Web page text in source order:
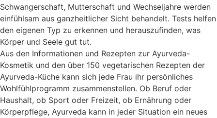
Schwangerschaft, Mutterschaft und Wechseljahre werden
einfühlsam aus ganzheitlicher Sicht behandelt. Tests helfen
den eigenen Typ zu erkennen und herauszufinden, was
Körper und Seele gut tut.
Aus den Informationen und Rezepten zur Ayurveda-
Kosmetik und den über 150 vegetarischen Rezepten der
Ayurveda-Küche kann sich jede Frau ihr persönliches
Wohlfühlprogramm zusammenstellen. Ob Beruf oder
Haushalt, ob Sport oder Freizeit, ob Ernährung oder
Körperpflege, Ayurveda kann in jeder Situation ein neues